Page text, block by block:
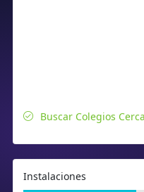
Buscar Colegios
Instalaciones